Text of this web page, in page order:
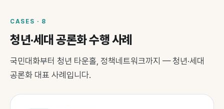
CASES · 8
청년·세대 공론화 수행 사례
국민대화부터 청년 타운홀, 정책네트워크까지 — 청년·세대
공론화 대표 사례입니다.